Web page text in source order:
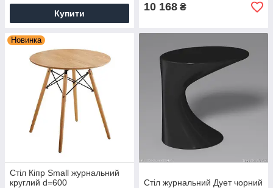
Купити
10 168 ₴
Новинка
Стіл Кіпр Small журнальний
круглий d=600
Стіл журнальний Дует чорний